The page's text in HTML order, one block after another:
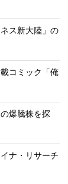
ス新大陸」の
コミック「俺
爆騰株を探
ナ・リサーチ